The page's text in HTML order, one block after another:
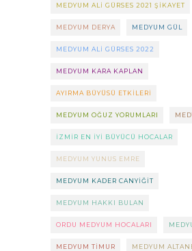
MEDYUM ALI GÜRSES 2021 ŞIKAYET
MEDYUM DERYA MEDYUM GÜL
MEDYUM ALI GÜRSES 2022
MEDYUM KARA KAPLAN
AYIRMA BÜYÜSÜ ETKILERI
MEDYUM OĞUZ YORUMLARI
IZMIR EN IYI BÜYÜCÜ HOCALAR
MEDYUM YUNUS EMRE
MEDYUM KADER CANYIĞIT
MEDYUM HAKKI BULAN
ORDU MEDYUM HOCALARI
MEDYUM TIMUR MEDYUM